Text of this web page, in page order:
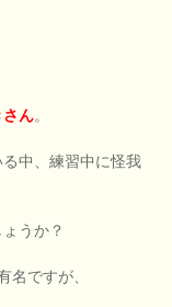
さん。
中、練習中に怪我
うか？
名ですが、